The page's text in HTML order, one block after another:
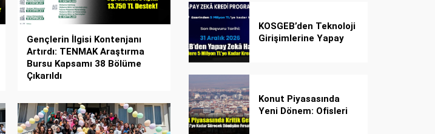
Gençlerin İlgisi Kontenjanı
Artırdı: TENMAK Araştırma
Bursu Kapsamı 38 Bölüme
Çıkarıldı
KOSGEB’den Teknoloji
Girişimlerine Yapay
Konut Piyasasında
Yeni Dönem: Ofisleri